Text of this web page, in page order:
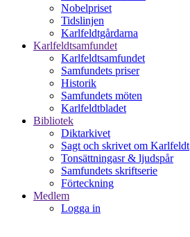
Nobelpriset
Tidslinjen
Karlfeldtgårdarna
Karlfeldtsamfundet
Karlfeldtsamfundet
Samfundets priser
Historik
Samfundets möten
Karlfeldtbladet
Bibliotek
Diktarkivet
Sagt och skrivet om Karlfeldt
Tonsättningasr & ljudspår
Samfundets skriftserie
Förteckning
Medlem
Logga in